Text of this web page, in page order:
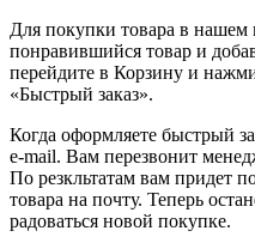
Для покупки товара в нашем
понравившийся товар и
перейдите в Корзину и
«Быстрый заказ».
Когда оформляете быстрый
e-mail. Вам перезвонит
По резкльтатам вам придет
товара на почту. Теперь
радоваться новой покупке.